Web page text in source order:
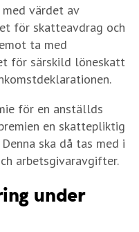
värdet av
för skatteavdrag och
ta med
för särskild löneskatt
för en anställds
en skattepliktig
ska då tas med i
arbetsgivaravgifter.
under